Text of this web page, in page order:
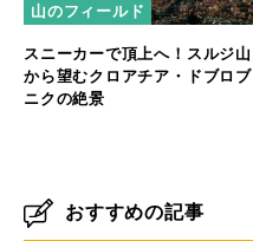
山のフィールド
スニーカーで頂上へ！スルジ山
から望むクロアチア・ドブロブ
ニクの絶景
おすすめの記事